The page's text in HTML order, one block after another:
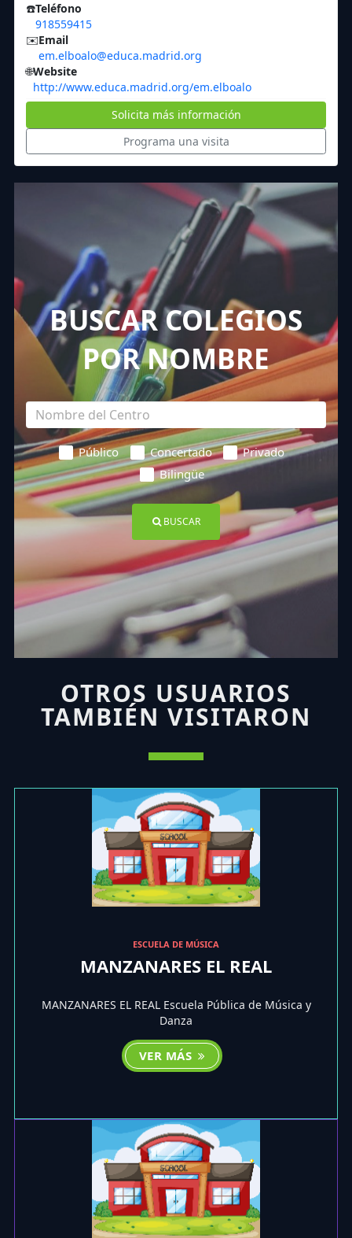
☎️Teléfono
918559415
✉️Email
em.elboalo@educa.madrid.org
🌐Website
http://www.educa.madrid.org/em.elboalo
Solicita más información
Programa una visita
BUSCAR COLEGIOS
POR NOMBRE
Público Concertado
Privado
Bilingüe
BUSCAR
OTROS USUARIOS
TAMBIÉN VISITARON
ESCUELA DE MÚSICA
MANZANARES EL REAL
MANZANARES EL REAL Escuela Pública de Música y
Danza
VER MÁS